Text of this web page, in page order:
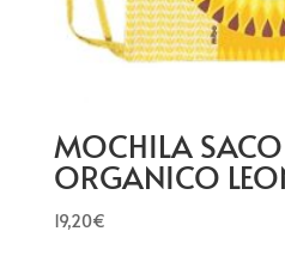
MOCHILA
ORGANICO
19,20€